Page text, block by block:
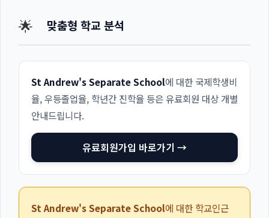
🌟 맞춤형 학교 분석
St Andrew's Separate School에 대한 국제학생비
율, 우등졸업율, 학년간 진학율 등은 유료회원 대상 개별
안내드립니다.
유료회원가입 바로가기 →
St Andrew's Separate School에 대한 학교인근